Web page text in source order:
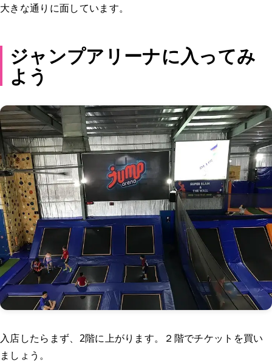
大きな通りに面しています。
ジャンプアリーナに入ってみ
よう
入店したらまず、2階に上がります。２階でチケットを買い
ましょう。